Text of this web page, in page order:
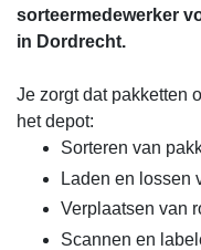
sorteermedewerker
in Dordrecht.
Je zorgt dat pakketten
het depot:
Sorteren van
Laden en lossen
Verplaatsen van
Scannen en